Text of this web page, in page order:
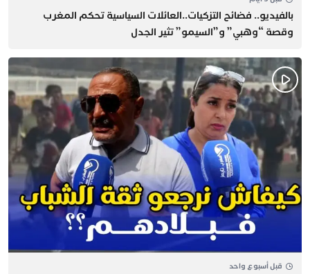
بالفيديو.. فضائح التزكيات..العائلات السياسية تحكم المغرب
وقصة “وهبي” و”السيمو” تثير الجدل
قبل أسبوع واحد